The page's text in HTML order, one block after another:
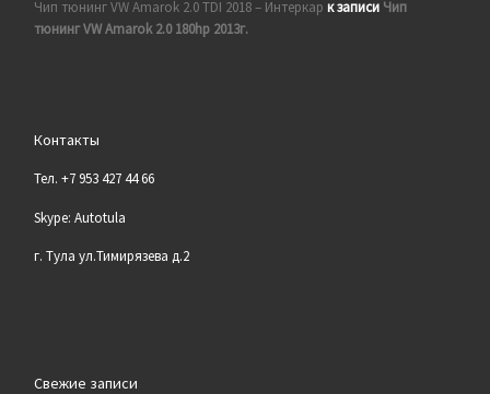
Чип тюнинг VW Amarok 2.0 TDI 2018 – Интеркар к записи Чип
тюнинг VW Amarok 2.0 180hp 2013г.
Контакты
Тел. +7 953 427 44 66
Skype: Autotula
г. Тула ул.Тимирязева д.2
Свежие записи